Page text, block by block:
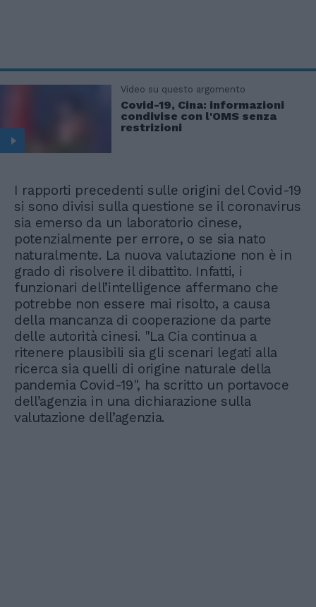
Video su questo argomento
Covid-19, Cina: informazioni
condivise con l'OMS senza
restrizioni
I rapporti precedenti sulle origini del Covid-19
si sono divisi sulla questione se il coronavirus
sia emerso da un laboratorio cinese,
potenzialmente per errore, o se sia nato
naturalmente. La nuova valutazione non è in
grado di risolvere il dibattito. Infatti, i
funzionari dell’intelligence affermano che
potrebbe non essere mai risolto, a causa
della mancanza di cooperazione da parte
delle autorità cinesi. "La Cia continua a
ritenere plausibili sia gli scenari legati alla
ricerca sia quelli di origine naturale della
pandemia Covid-19", ha scritto un portavoce
dell’agenzia in una dichiarazione sulla
valutazione dell’agenzia.